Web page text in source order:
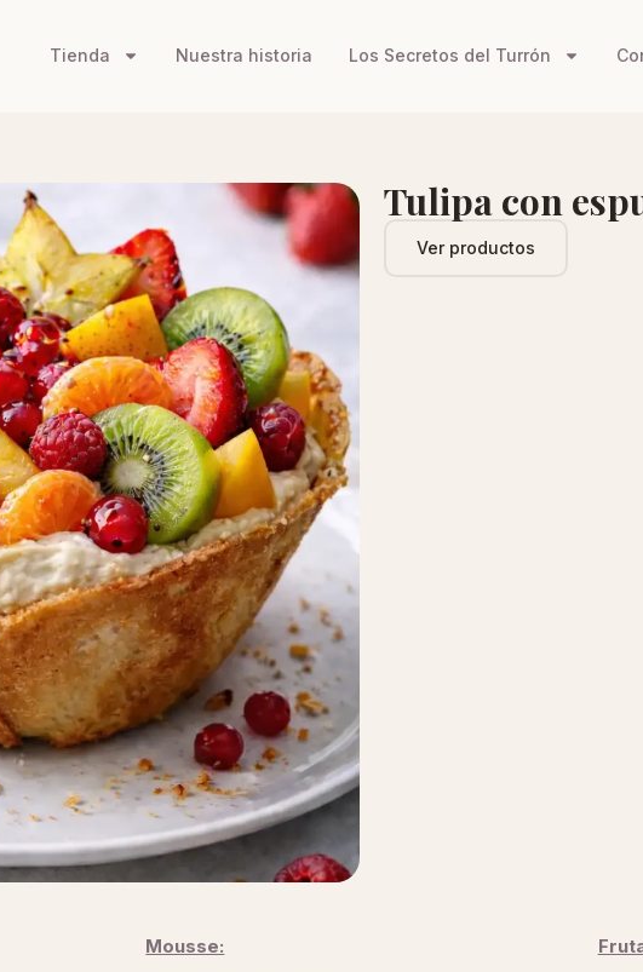
Tienda Nuestra historia Los Secretos del Turrón
Tulipa con
Ver productos
Mousse: